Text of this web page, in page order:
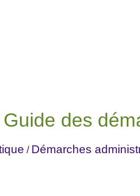
Guide des
/ Démarches